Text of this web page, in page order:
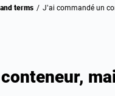
terms / J’ai commandé un